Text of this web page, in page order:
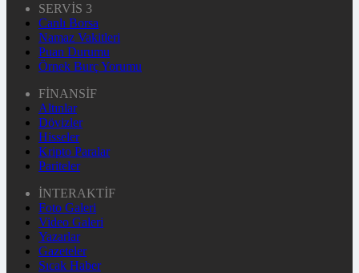
SERVİS 3
Canlı Borsa
Namaz Vakitleri
Puan Durumu
Örnek Burç Yorumu
FİNANSİF
Altınlar
Dövizler
Hisseler
Kripto Paralar
Pariteler
İNTERAKTİF
Foto Galeri
Video Galeri
Yazarlar
Gazeteler
Sıcak Haber